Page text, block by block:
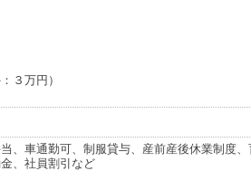
３万円）
、車通勤可、制服貸与、産前産後休業制度
、社員割引など